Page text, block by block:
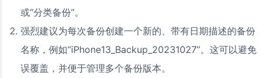
或“分类备份”。
强烈建议为每次备份创建一个新的、带有日期描述的备份
名称，例如“iPhone13_Backup_20231027”。这可以避免
误覆盖，并便于管理多个备份版本。